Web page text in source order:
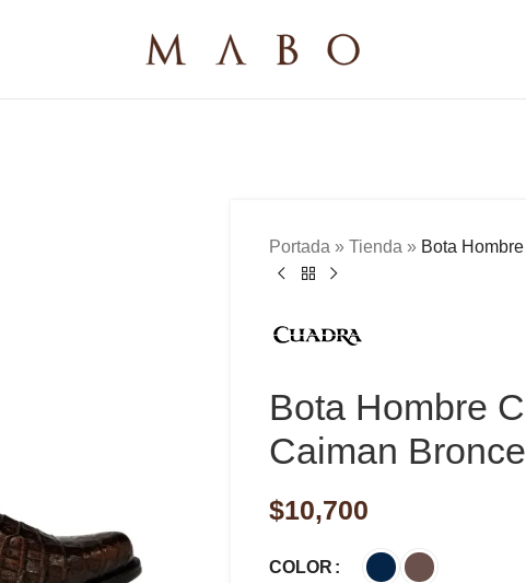
Portada » Tienda » Bota
Bota Hombre
Caiman Bronce
$10,700
COLOR